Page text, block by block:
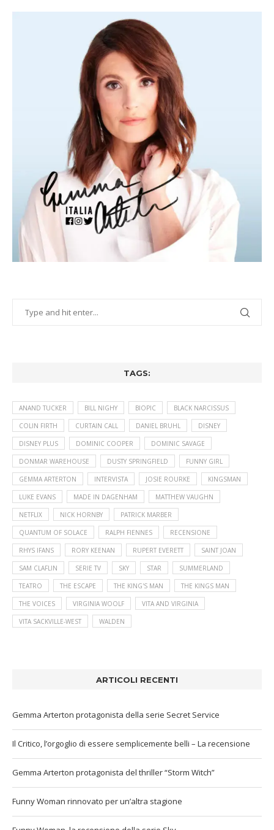
TAGS:
ANAND TUCKER BILL NIGHY BIOPIC BLACK NARCISSUS
COLIN FIRTH CURTAIN CALL DANIEL BRUHL DISNEY
DISNEY PLUS DOMINIC COOPER DOMINIC SAVAGE
DONMAR WAREHOUSE DUSTY SPRINGFIELD FUNNY GIRL
GEMMA ARTERTON INTERVISTA JOSIE ROURKE KINGSMAN
LUKE EVANS MADE IN DAGENHAM MATTHEW VAUGHN
NETFLIX NICK HORNBY PATRICK MARBER
QUANTUM OF SOLACE RALPH FIENNES RECENSIONE
RHYS IFANS RORY KEENAN RUPERT EVERETT SAINT JOAN
SAM CLAFLIN SERIE TV SKY STAR SUMMERLAND
TEATRO THE ESCAPE THE KING'S MAN THE KINGS MAN
THE VOICES VIRGINIA WOOLF VITA AND VIRGINIA
VITA SACKVILLE-WEST WALDEN
ARTICOLI RECENTI
Gemma Arterton protagonista della serie Secret Service
Il Critico, l’orgoglio di essere semplicemente belli – La recensione
Gemma Arterton protagonista del thriller “Storm Witch”
Funny Woman rinnovato per un’altra stagione